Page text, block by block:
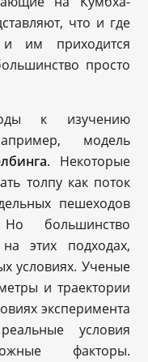
что и где
и им приходится
просто
к изучению
модель
. Некоторые
толпу как поток
пешеходов
большинство
этих подходах,
условиях. Ученые
и траектории
эксперимента
условия
факторы.